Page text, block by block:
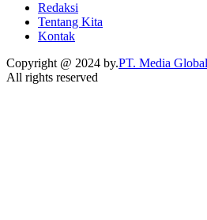
Redaksi
Tentang Kita
Kontak
Copyright @ 2024 by.PT. Media
All rights reserved